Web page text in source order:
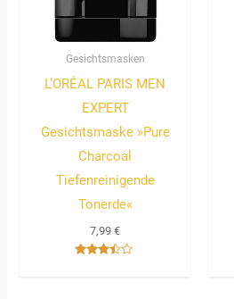
Gesichtsmasken
L’ORÉAL PARIS MEN
EXPERT
Gesichtsmaske »Pure
Charcoal
Tiefenreinigende
Tonerde«
7,99€